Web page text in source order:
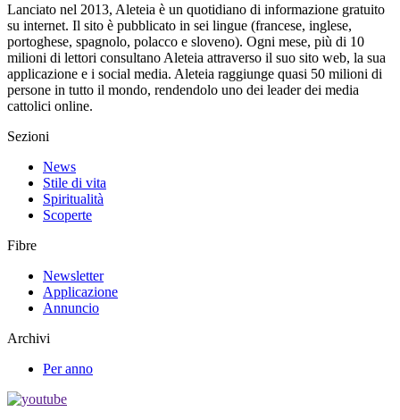
Lanciato nel 2013, Aleteia è un quotidiano di informazione gratuito
su internet. Il sito è pubblicato in sei lingue (francese, inglese,
portoghese, spagnolo, polacco e sloveno). Ogni mese, più di 10
milioni di lettori consultano Aleteia attraverso il suo sito web, la sua
applicazione e i social media. Aleteia raggiunge quasi 50 milioni di
persone in tutto il mondo, rendendolo uno dei leader dei media
cattolici online.
Sezioni
News
Stile di vita
Spiritualità
Scoperte
Fibre
Newsletter
Applicazione
Annuncio
Archivi
Per anno